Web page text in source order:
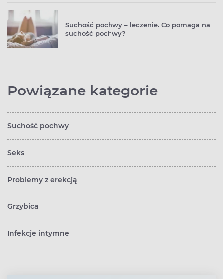
Suchość pochwy – leczenie. Co pomaga na
suchość pochwy?
Powiązane kategorie
Suchość pochwy
Seks
Problemy z erekcją
Grzybica
Infekcje intymne